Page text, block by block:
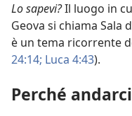
Lo sapevi?Il luogo in
Geova si chiama Sala
è un tema ricorrente
24:14; Luca 4:43).
Perché